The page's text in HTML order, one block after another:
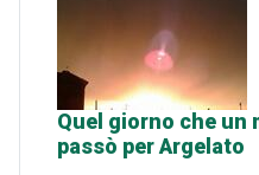
Quel giorno che un
passò per Argelato